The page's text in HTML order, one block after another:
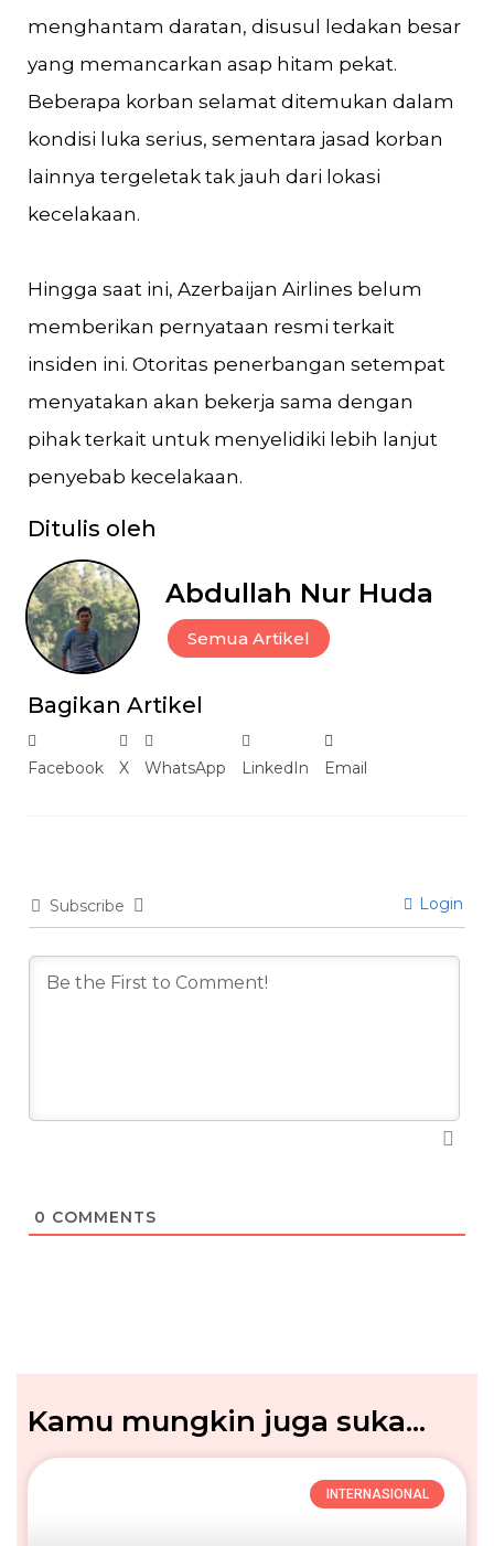
menghantam daratan, disusul ledakan besar
yang memancarkan asap hitam pekat.
Beberapa korban selamat ditemukan dalam
kondisi luka serius, sementara jasad korban
lainnya tergeletak tak jauh dari lokasi
kecelakaan.
Hingga saat ini, Azerbaijan Airlines belum
memberikan pernyataan resmi terkait
insiden ini. Otoritas penerbangan setempat
menyatakan akan bekerja sama dengan
pihak terkait untuk menyelidiki lebih lanjut
penyebab kecelakaan.
Ditulis oleh
Abdullah Nur Huda
Semua Artikel
Bagikan Artikel
Facebook X WhatsApp LinkedIn Email
Subscribe Login
0 COMMENTS
Kamu mungkin juga suka...
INTERNASIONAL